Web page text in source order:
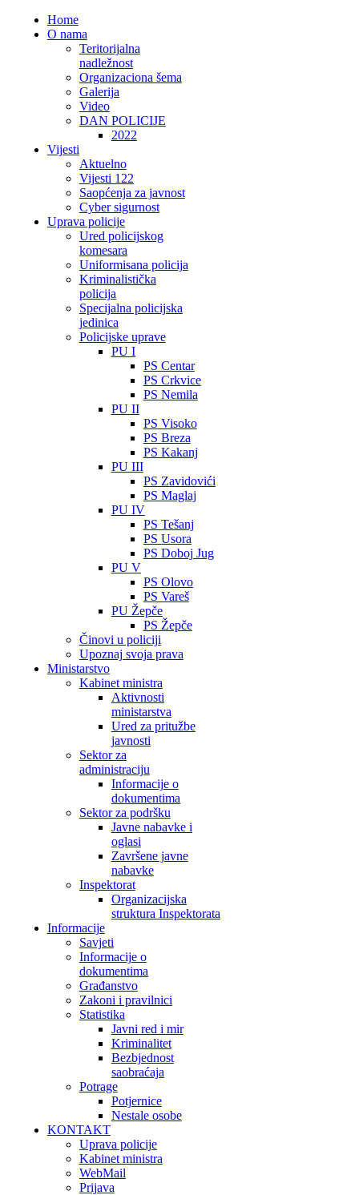
Home
O nama
Teritorijalna
nadležnost
Organizaciona šema
Galerija
Video
DAN POLICIJE
2022
Vijesti
Aktuelno
Vijesti 122
Saopćenja za javnost
Cyber sigurnost
Uprava policije
Ured policijskog
komesara
Uniformisana policija
Kriminalistička
policija
Specijalna policijska
jedinica
Policijske uprave
PU I
PS Centar
PS Crkvice
PS Nemila
PU II
PS Visoko
PS Breza
PS Kakanj
PU III
PS Zavidovići
PS Maglaj
PU IV
PS Tešanj
PS Usora
PS Doboj Jug
PU V
PS Olovo
PS Vareš
PU Žepče
PS Žepče
Činovi u policiji
Upoznaj svoja prava
Ministarstvo
Kabinet ministra
Aktivnosti
ministarstva
Ured za pritužbe
javnosti
Sektor za
administraciju
Informacije o
dokumentima
Sektor za podršku
Javne nabavke i
oglasi
Završene javne
nabavke
Inspektorat
Organizacijska
struktura Inspektorata
Informacije
Savjeti
Informacije o
dokumentima
Građanstvo
Zakoni i pravilnici
Statistika
Javni red i mir
Kriminalitet
Bezbjednost
saobraćaja
Potrage
Potjernice
Nestale osobe
KONTAKT
Uprava policije
Kabinet ministra
WebMail
Prijava